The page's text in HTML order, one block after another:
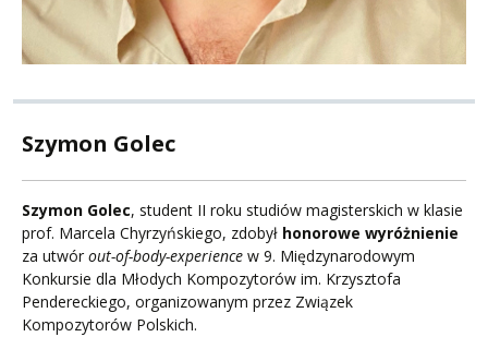
Szymon Golec
Szymon Golec, student II roku studiów magisterskich w klasie
prof. Marcela Chyrzyńskiego, zdobył honorowe wyróżnienie
za utwór out-of-body-experience w 9. Międzynarodowym
Konkursie dla Młodych Kompozytorów im. Krzysztofa
Pendereckiego, organizowanym przez Związek
Kompozytorów Polskich.